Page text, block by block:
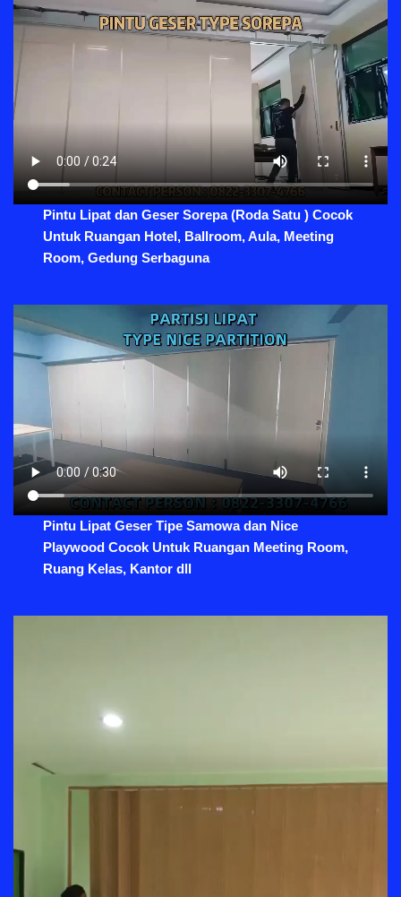
Pintu Lipat dan Geser Sorepa (Roda Satu ) Cocok
Untuk Ruangan Hotel, Ballroom, Aula, Meeting
Room, Gedung Serbaguna
Pintu Lipat Geser Tipe Samowa dan Nice
Playwood Cocok Untuk Ruangan Meeting Room,
Ruang Kelas, Kantor dll